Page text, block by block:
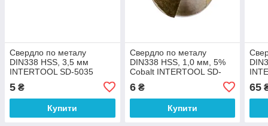
Свердло по металу
DIN338 HSS, 3,5 мм
INTERTOOL SD-5035
5 ₴
Купити
Свердло по металу
DIN338 HSS, 1,0 мм, 5%
Cobalt INTERTOOL SD-
6₴
Купити
65